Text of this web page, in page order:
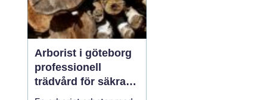
Arborist i göteborg
professionell
trädvård för säkra
och friska träd